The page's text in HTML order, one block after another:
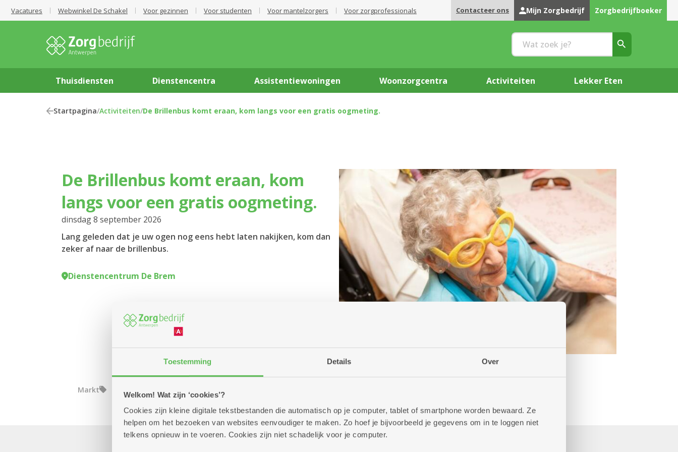
Toestemming Details Over
Welkom! Wat zijn ‘cookies’?
Cookies zijn kleine digitale tekstbestanden die automatisch op je computer, tablet of smartphone worden bewaard. Ze
helpen om het bezoeken van websites eenvoudiger te maken. Zo hoef je bijvoorbeeld je gegevens om in te loggen niet
telkens opnieuw in te voeren. Cookies zijn niet schadelijk voor je computer.
Vacatures Webwinkel De Schakel Voor gezinnen Voor studenten Voor mantelzorgers Voor zorgprofessionals Contacteer ons Mijn Zorgbedrijf Zorgbedrijfboeker
Thuisdiensten Dienstencentra Assistentiewoningen Woonzorgcentra Activiteiten Lekker Eten
Startpagina/Activiteiten/De Brillenbus komt eraan, kom langs voor een gratis oogmeting.
De Brillenbus komt eraan, kom
langs voor een gratis oogmeting.
dinsdag 8 september 2026
Lang geleden dat je uw ogen nog eens hebt laten nakijken, kom dan
zeker af naar de brillenbus.
Dienstencentrum De Brem
Markt